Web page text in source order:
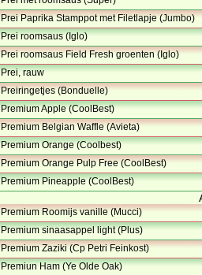
Prei Paprika Stamppot met Filetlapje (Jumbo)
Prei roomsaus (Iglo)
Prei roomsaus Field Fresh groenten (Iglo)
Prei, rauw
Preiringetjes (Bonduelle)
Premium Apple (CoolBest)
Premium Belgian Waffle (Avieta)
Premium Orange (Coolbest)
Premium Orange Pulp Free (CoolBest)
Premium Pineapple (CoolBest)
Premium Roomijs vanille (Mucci)
Premium sinaasappel light (Plus)
Premium Zaziki (Cp Petri Feinkost)
Premiun Ham (Ye Olde Oak)